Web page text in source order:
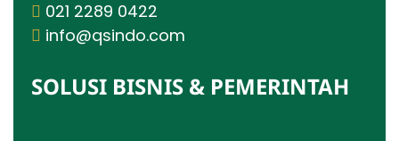
021 2289 0422
info@qsindo.com
SOLUSI BISNIS & PEMERINTAH